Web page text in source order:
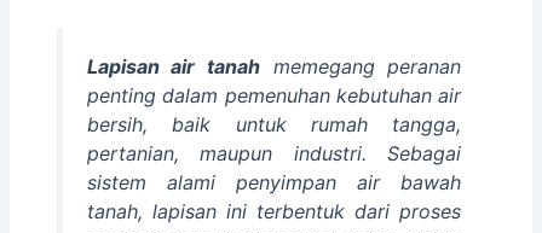
Lapisan air tanah memegang peranan
penting dalam pemenuhan kebutuhan air
bersih, baik untuk rumah tangga,
pertanian, maupun industri. Sebagai
sistem alami penyimpan air bawah
tanah, lapisan ini terbentuk dari proses